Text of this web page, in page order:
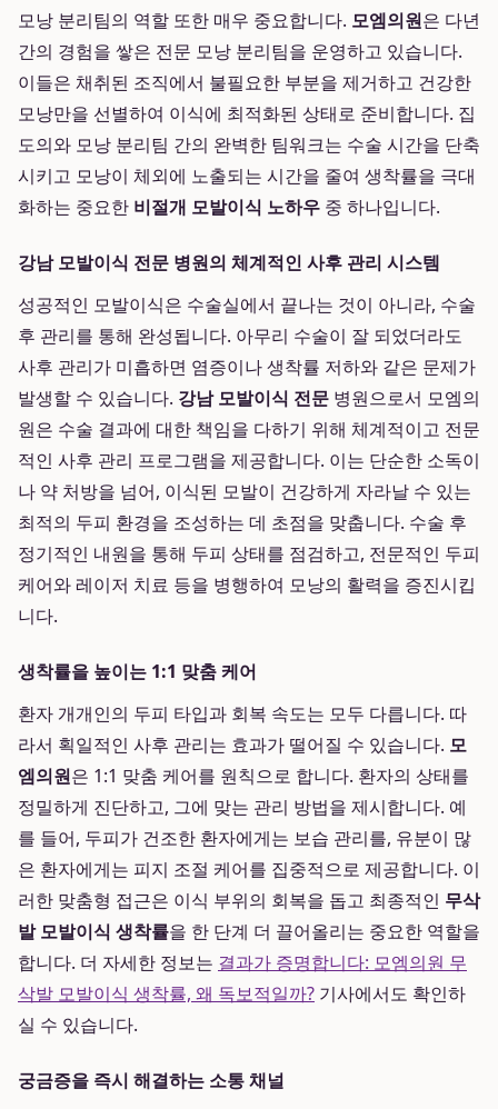
모낭 분리팀의 역할 또한 매우 중요합니다. 모엠의원은 다년
간의 경험을 쌓은 전문 모낭 분리팀을 운영하고 있습니다.
이들은 채취된 조직에서 불필요한 부분을 제거하고 건강한
모낭만을 선별하여 이식에 최적화된 상태로 준비합니다. 집
도의와 모낭 분리팀 간의 완벽한 팀워크는 수술 시간을 단축
시키고 모낭이 체외에 노출되는 시간을 줄여 생착률을 극대
화하는 중요한 비절개 모발이식 노하우 중 하나입니다.
강남 모발이식 전문 병원의 체계적인 사후 관리 시스템
성공적인 모발이식은 수술실에서 끝나는 것이 아니라, 수술
후 관리를 통해 완성됩니다. 아무리 수술이 잘 되었더라도
사후 관리가 미흡하면 염증이나 생착률 저하와 같은 문제가
발생할 수 있습니다. 강남 모발이식 전문 병원으로서 모엠의
원은 수술 결과에 대한 책임을 다하기 위해 체계적이고 전문
적인 사후 관리 프로그램을 제공합니다. 이는 단순한 소독이
나 약 처방을 넘어, 이식된 모발이 건강하게 자라날 수 있는
최적의 두피 환경을 조성하는 데 초점을 맞춥니다. 수술 후
정기적인 내원을 통해 두피 상태를 점검하고, 전문적인 두피
케어와 레이저 치료 등을 병행하여 모낭의 활력을 증진시킵
니다.
생착률을 높이는 1:1 맞춤 케어
환자 개개인의 두피 타입과 회복 속도는 모두 다릅니다. 따
라서 획일적인 사후 관리는 효과가 떨어질 수 있습니다. 모
엠의원은 1:1 맞춤 케어를 원칙으로 합니다. 환자의 상태를
정밀하게 진단하고, 그에 맞는 관리 방법을 제시합니다. 예
를 들어, 두피가 건조한 환자에게는 보습 관리를, 유분이 많
은 환자에게는 피지 조절 케어를 집중적으로 제공합니다. 이
러한 맞춤형 접근은 이식 부위의 회복을 돕고 최종적인 무삭
발 모발이식 생착률을 한 단계 더 끌어올리는 중요한 역할을
합니다. 더 자세한 정보는 결과가 증명합니다: 모엠의원 무
삭발 모발이식 생착률, 왜 독보적일까? 기사에서도 확인하
실 수 있습니다.
궁금증을 즉시 해결하는 소통 채널